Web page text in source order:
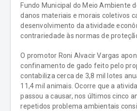
Fundo Municipal do Meio Ambiente
danos materiais e morais coletivos
desenvolvimento da atividade
contrariedade às normas de
O promotor Roni Alvacir Vargas
confinamento de gado feito pelo
contabiliza cerca de 3,8 mil lotes
11,4 mil animais. Ocorre que a
passou a causar, nos últimos cinco
repetidos problema ambientais